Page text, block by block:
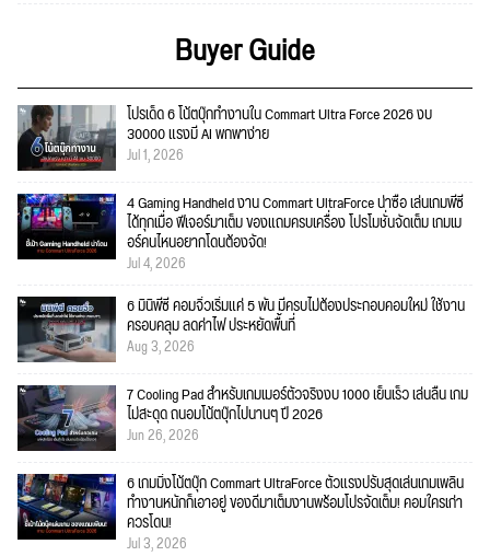
Buyer Guide
โปรเด็ด 6 โน้ตบุ๊กทำงานใน Commart Ultra Force 2026 งบ
30000 แรงมี AI พกพาง่าย
Jul 1, 2026
4 Gaming Handheld งาน Commart UltraForce น่าซื้อ เล่นเกมพีซี
ได้ทุกเมื่อ ฟีเจอร์มาเต็ม ของแถมครบเครื่อง โปรโมชั่นจัดเต็ม เกมเม
อร์คนไหนอยากโดนต้องจัด!
Jul 4, 2026
6 มินิพีซี คอมจิ๋วเริ่มแค่ 5 พัน มีครบไม่ต้องประกอบคอมใหม่ ใช้งาน
ครอบคลุม ลดค่าไฟ ประหยัดพื้นที่
Aug 3, 2026
7 Cooling Pad สำหรับเกมเมอร์ตัวจริงงบ 1000 เย็นเร็ว เล่นลื่น เกม
ไม่สะดุด ถนอมโน้ตบุ๊กไปนานๆ ปี 2026
Jun 26, 2026
6 เกมมิ่งโน้ตบุ๊ก Commart UltraForce ตัวแรงปรับสุดเล่นเกมเพลิน
ทำงานหนักก็เอาอยู่ ของดีมาเต็มงานพร้อมโปรจัดเต็ม! คอมใครเก่า
ควรโดน!
Jul 3, 2026